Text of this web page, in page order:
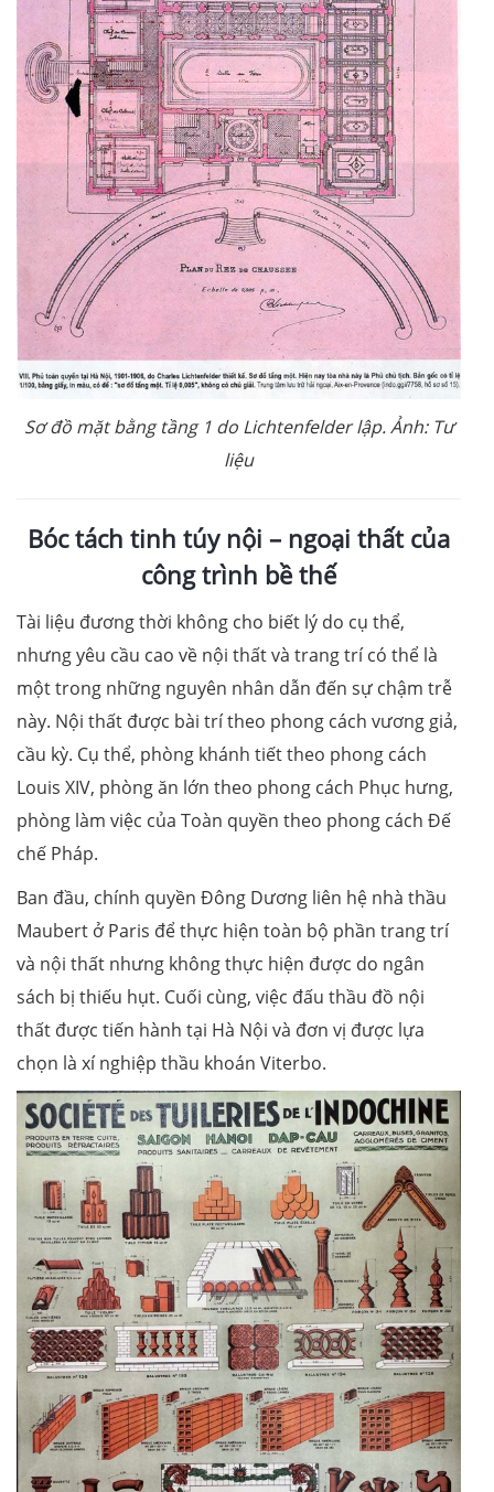
Sơ đồ mặt bằng tầng 1 do Lichtenfelder lập. Ảnh: Tư
liệu
Bóc tách tinh túy nội – ngoại thất của
công trình bề thế
Tài liệu đương thời không cho biết lý do cụ thể,
nhưng yêu cầu cao về nội thất và trang trí có thể là
một trong những nguyên nhân dẫn đến sự chậm trễ
này. Nội thất được bài trí theo phong cách vương giả,
cầu kỳ. Cụ thể, phòng khánh tiết theo phong cách
Louis XIV, phòng ăn lớn theo phong cách Phục hưng,
phòng làm việc của Toàn quyền theo phong cách Đế
chế Pháp.
Ban đầu, chính quyền Đông Dương liên hệ nhà thầu
Maubert ở Paris để thực hiện toàn bộ phần trang trí
và nội thất nhưng không thực hiện được do ngân
sách bị thiếu hụt. Cuối cùng, việc đấu thầu đồ nội
thất được tiến hành tại Hà Nội và đơn vị được lựa
chọn là xí nghiệp thầu khoán Viterbo.